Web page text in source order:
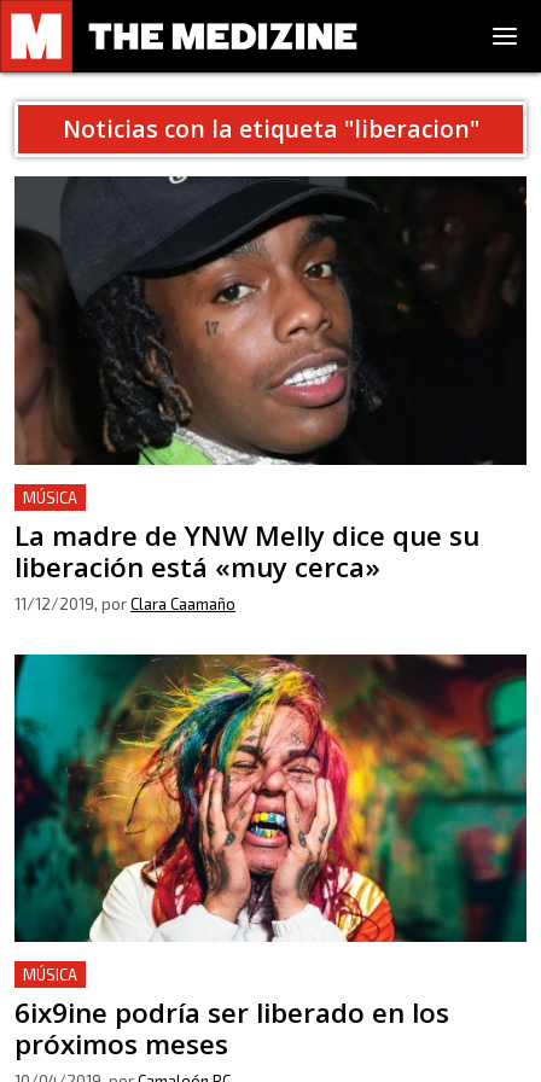
Noticias con la etiqueta "liberacion"
MÚSICA
La madre de YNW Melly dice que su
liberación está «muy cerca»
11/12/2019, porClara Caamaño
MÚSICA
6ix9ine podría ser liberado en los
próximos meses